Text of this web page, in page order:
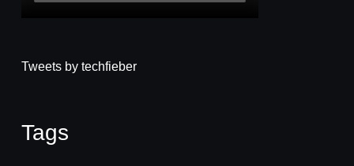
Tweets by techfieber
Tags